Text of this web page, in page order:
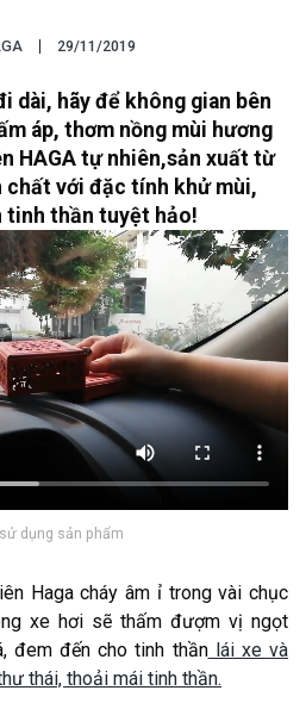
29/11/2019
dài, hãy để không gian bên
áp, thơm nồng mùi hương
HAGA tự nhiên,sản xuất từ
chất với đặc tính khử mùi,
tinh thần tuyệt hảo!
dụng sản phẩm
Haga cháy âm ỉ trong vài chục
xe hơi sẽ thấm đượm vị ngọt
đem đến cho tinh thầnlái xe và
thái, thoải mái tinh thần.